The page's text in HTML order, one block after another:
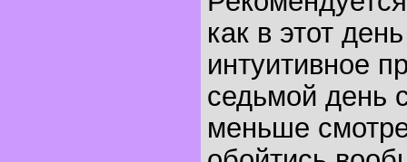
как в этот
интуитивное
седьмой день
меньше